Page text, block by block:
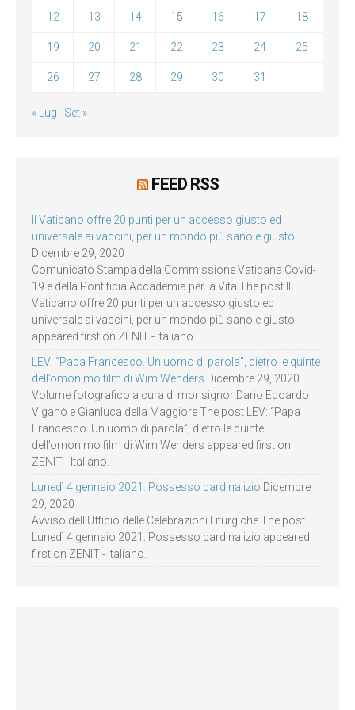
12 13 14 15 16 17 18
19 20 21 22 23 24 25
26 27 28 29 30 31
« Lug Set »
FEED RSS
Il Vaticano offre 20 punti per un accesso giusto ed
universale ai vaccini, per un mondo più sano e giusto
Dicembre 29, 2020
Comunicato Stampa della Commissione Vaticana Covid-
19 e della Pontificia Accademia per la Vita The post Il
Vaticano offre 20 punti per un accesso giusto ed
universale ai vaccini, per un mondo più sano e giusto
appeared first on ZENIT - Italiano.
LEV: “Papa Francesco. Un uomo di parola”, dietro le quinte
dell’omonimo film di Wim Wenders Dicembre 29, 2020
Volume fotografico a cura di monsignor Dario Edoardo
Viganò e Gianluca della Maggiore The post LEV: “Papa
Francesco. Un uomo di parola”, dietro le quinte
dell’omonimo film di Wim Wenders appeared first on
ZENIT - Italiano.
Lunedì 4 gennaio 2021: Possesso cardinalizio Dicembre
29, 2020
Avviso dell’Ufficio delle Celebrazioni Liturgiche The post
Lunedì 4 gennaio 2021: Possesso cardinalizio appeared
first on ZENIT - Italiano.